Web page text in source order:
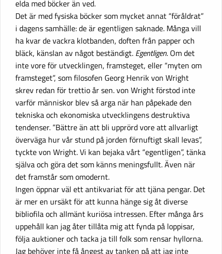
elda med böcker än ved.
Det är med fysiska böcker som mycket annat “föråldrat”
i dagens samhälle: de är egentligen saknade. Många vill
ha kvar de vackra klotbanden, doften från papper och
bläck, känslan av något beständigt. Egentligen. Om det
inte vore för utvecklingen, framsteget, eller “myten om
framsteget”, som filosofen Georg Henrik von Wright
skrev redan för trettio år sen. von Wright förstod inte
varför människor blev så arga när han påpekade den
tekniska och ekonomiska utvecklingens destruktiva
tendenser. ”Bättre än att bli upprörd vore att allvarligt
överväga hur vår stund på jorden förnuftigt skall levas”,
tyckte von Wright. Vi kan bejaka vårt “egentligen”, tänka
själva och göra det som känns meningsfullt. Även när
det framstår som omodernt.
Ingen öppnar väl ett antikvariat för att tjäna pengar. Det
är mer en ursäkt för att kunna hänge sig åt diverse
bibliofila och allmänt kuriösa intressen. Efter många års
uppehåll kan jag åter tillåta mig att fynda på loppisar,
följa auktioner och tacka ja till folk som rensar hyllorna.
Jag behöver inte få ångest av tanken på att jag inte